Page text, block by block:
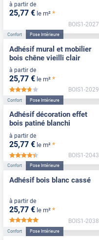
à partir de
25,77 € le m² *
BOIS1-2027
Confort Pose Intérieure
Adhésif mural et mobilier
bois chêne vieilli clair
à partir de
25,77 € le m² *
*****
BOIS1-2029
Confort Pose Intérieure
Adhésif décoration effet
bois patiné blanchi
à partir de
25,77 € le m² *
*****
BOIS1-2043
Confort Pose Intérieure
Adhésif bois blanc cassé
à partir de
25,77 € le m² *
BOIS1-2038
Confort Pose Intérieure